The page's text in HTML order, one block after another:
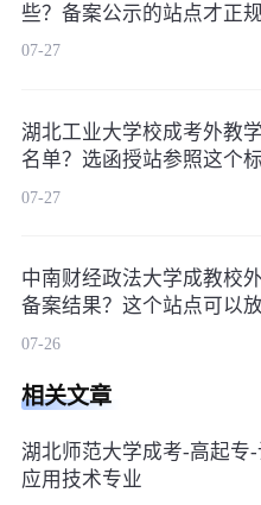
些？备案公示的站点才正规
07-27
湖北工业大学校成考外教
名单？选函授站参照这个标
07-27
中南财经政法大学成教校
备案结果？这个站点可以放
07-26
相关文章
湖北师范大学成考-高起专
应用技术专业